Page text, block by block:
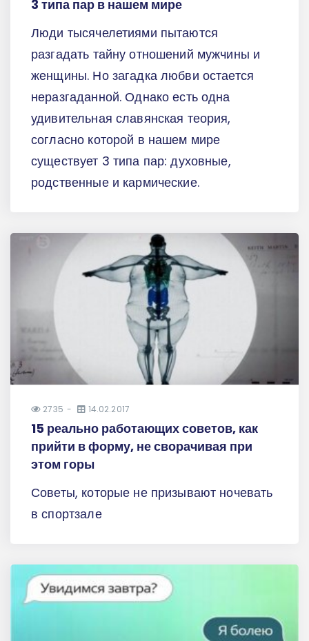
3 типа пар в нашем мире
Люди тысячелетиями пытаются
разгадать тайну отношений мужчины и
женщины. Но загадка любви остается
неразгаданной. Однако есть одна
удивительная славянская теория,
согласно которой в нашем мире
существует 3 типа пар: духовные,
родственные и кармические.
2735 14.02.2017
15 реально работающих советов, как
прийти в форму, не сворачивая при
этом горы
Советы, которые не призывают ночевать
в спортзале